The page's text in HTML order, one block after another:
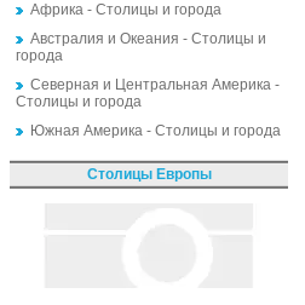
Африка - Столицы и города
Австралия и Океания - Столицы и
города
Северная и Центральная Америка -
Столицы и города
Южная Америка - Столицы и города
Столицы Европы